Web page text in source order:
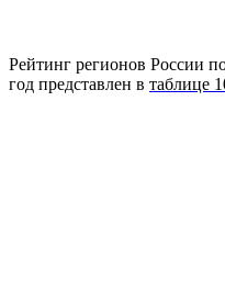
Рейтинг регионов России
год представлен в таблице